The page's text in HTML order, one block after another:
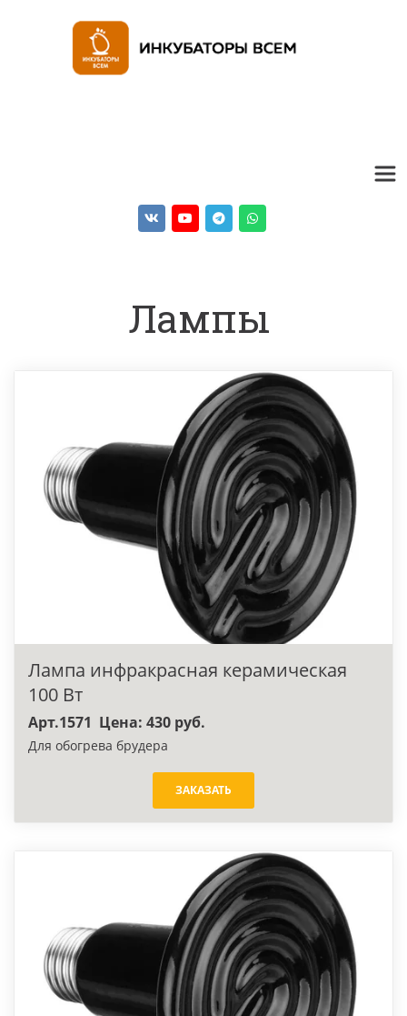
Лампы
Лампа инфракрасная керамическая
100 Вт
Арт.1571 Цена: 430 руб.
Для обогрева брудера
ЗАКАЗАТЬ